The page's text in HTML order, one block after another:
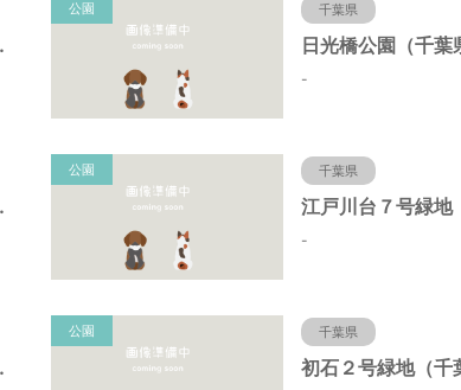
市）
公園 千葉県
-
市）
公園 千葉県
-
市）
公園 千葉県